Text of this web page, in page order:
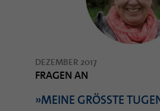
DEZEMBER 2017
FRAGEN AN
»MEINE GRÖSSTE